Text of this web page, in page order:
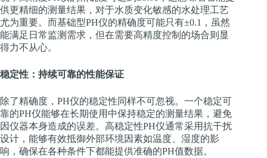
供更精细的测量结果，对于水质变化敏感的水处理工艺
尤为重要。而基础型PH仪的精确度可能只有±0.1，虽然
能满足日常监测需求，但在需要高精度控制的场合则显
得力不从心。
稳定性：持续可靠的性能保证
除了精确度，PH仪的稳定性同样不可忽视。一个稳定可
靠的PH仪能够在长期使用中保持稳定的测量结果，避免
因仪器本身造成的误差。高稳定性PH仪通常采用抗干扰
设计，能够有效抵御外部环境因素如温度、湿度的影
响，确保在各种条件下都能提供准确的PH值数据。